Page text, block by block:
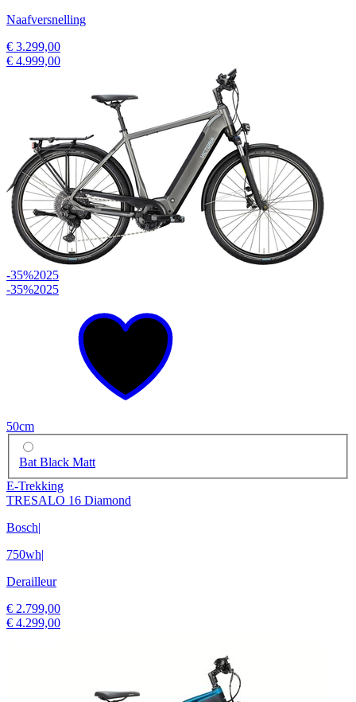
Naafversnelling
€ 3.299,00
€ 4.999,00
-35%2025
-35%2025
50cm
Bat Black Matt
E-Trekking
TRESALO 16 Diamond
Bosch|
750wh|
Derailleur
€ 2.799,00
€ 4.299,00